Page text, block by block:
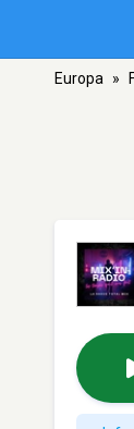
Europa »